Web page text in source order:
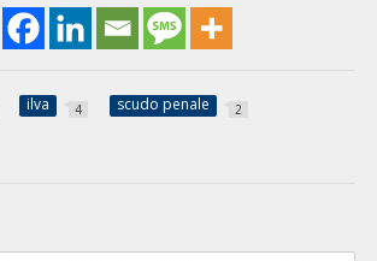
ilva 4 scudo penale 2